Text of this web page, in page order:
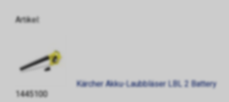
Artikel:
Kärcher Akku-Laubbläser LBL 2 Battery
1445100